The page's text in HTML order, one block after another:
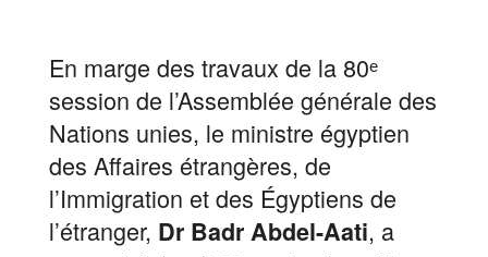
En marge des travaux de la 80ᵉ
session de l’Assemblée générale des
Nations unies, le ministre égyptien
des Affaires étrangères, de
l’Immigration et des Égyptiens de
l’étranger, Dr Badr Abdel-Aati, a